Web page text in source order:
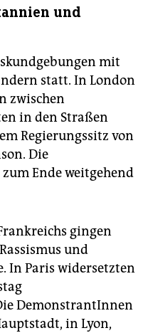
und
mit
statt. In London
zwischen
in den Straßen
Regierungssitz von
Die
Ende weitgehend
gingen
und
In Paris widersetzten
DemonstrantInnen
in Lyon,